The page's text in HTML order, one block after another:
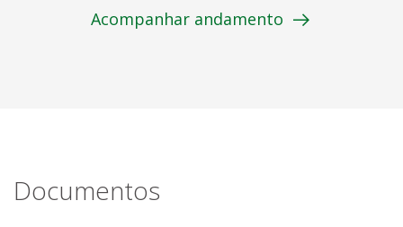
Acompanhar andamento
Documentos